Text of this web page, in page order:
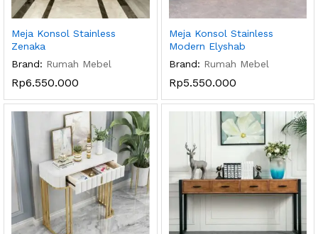
Meja Konsol Stainless
Zenaka
Brand: Rumah Mebel
Rp6.550.000
Meja Konsol Stainless
Modern Elyshab
Brand: Rumah Mebel
Rp5.550.000